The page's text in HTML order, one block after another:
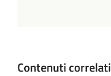
Contenuti correlati